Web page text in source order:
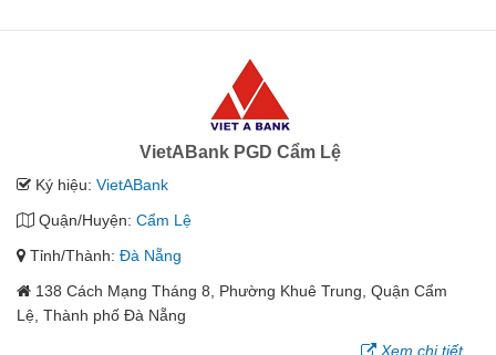
VietABank PGD Cẩm Lệ
Ký hiệu: VietABank
Quận/Huyện: Cẩm Lệ
Tỉnh/Thành: Đà Nẵng
138 Cách Mạng Tháng 8, Phường Khuê Trung, Quận Cẩm
Lệ, Thành phố Đà Nẵng
Xem chi tiết